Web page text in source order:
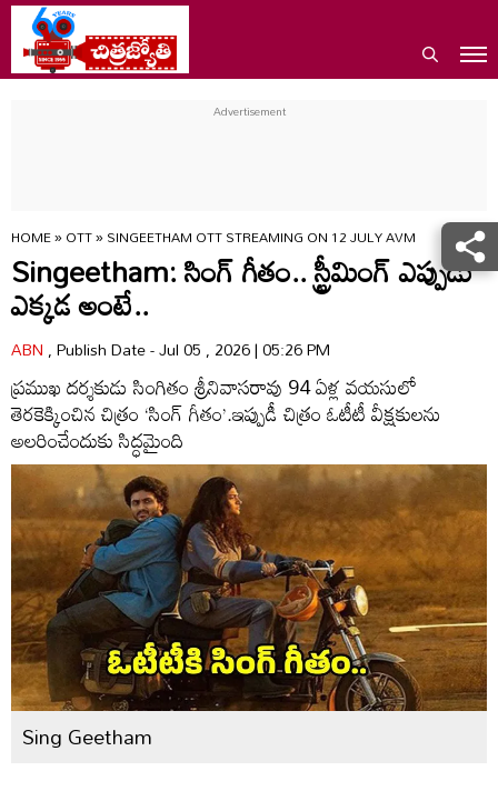
HOME»OTT»SINGEETHAM OTT STREAMING ON 12 JULY AVM
Singeetham: సింగ్‌ గీతం.. స్ట్రీమింగ్ ఎప్పుడు
ఎక్కడ అంటే..
ABN, Publish Date - Jul 05 , 2026 | 05:26 PM
ప్రముఖ దర్శకుడు సింగితం శ్రీనివాసరావు 94 ఏళ్ల వయసులో
తెరకెక్కించిన చిత్రం ‘సింగ్‌ గీతం’.ఇప్పుడీ చిత్రం ఓటీటీ వీక్షకులను
అలరించేందుకు సిద్ధమైంది
Sing Geetham